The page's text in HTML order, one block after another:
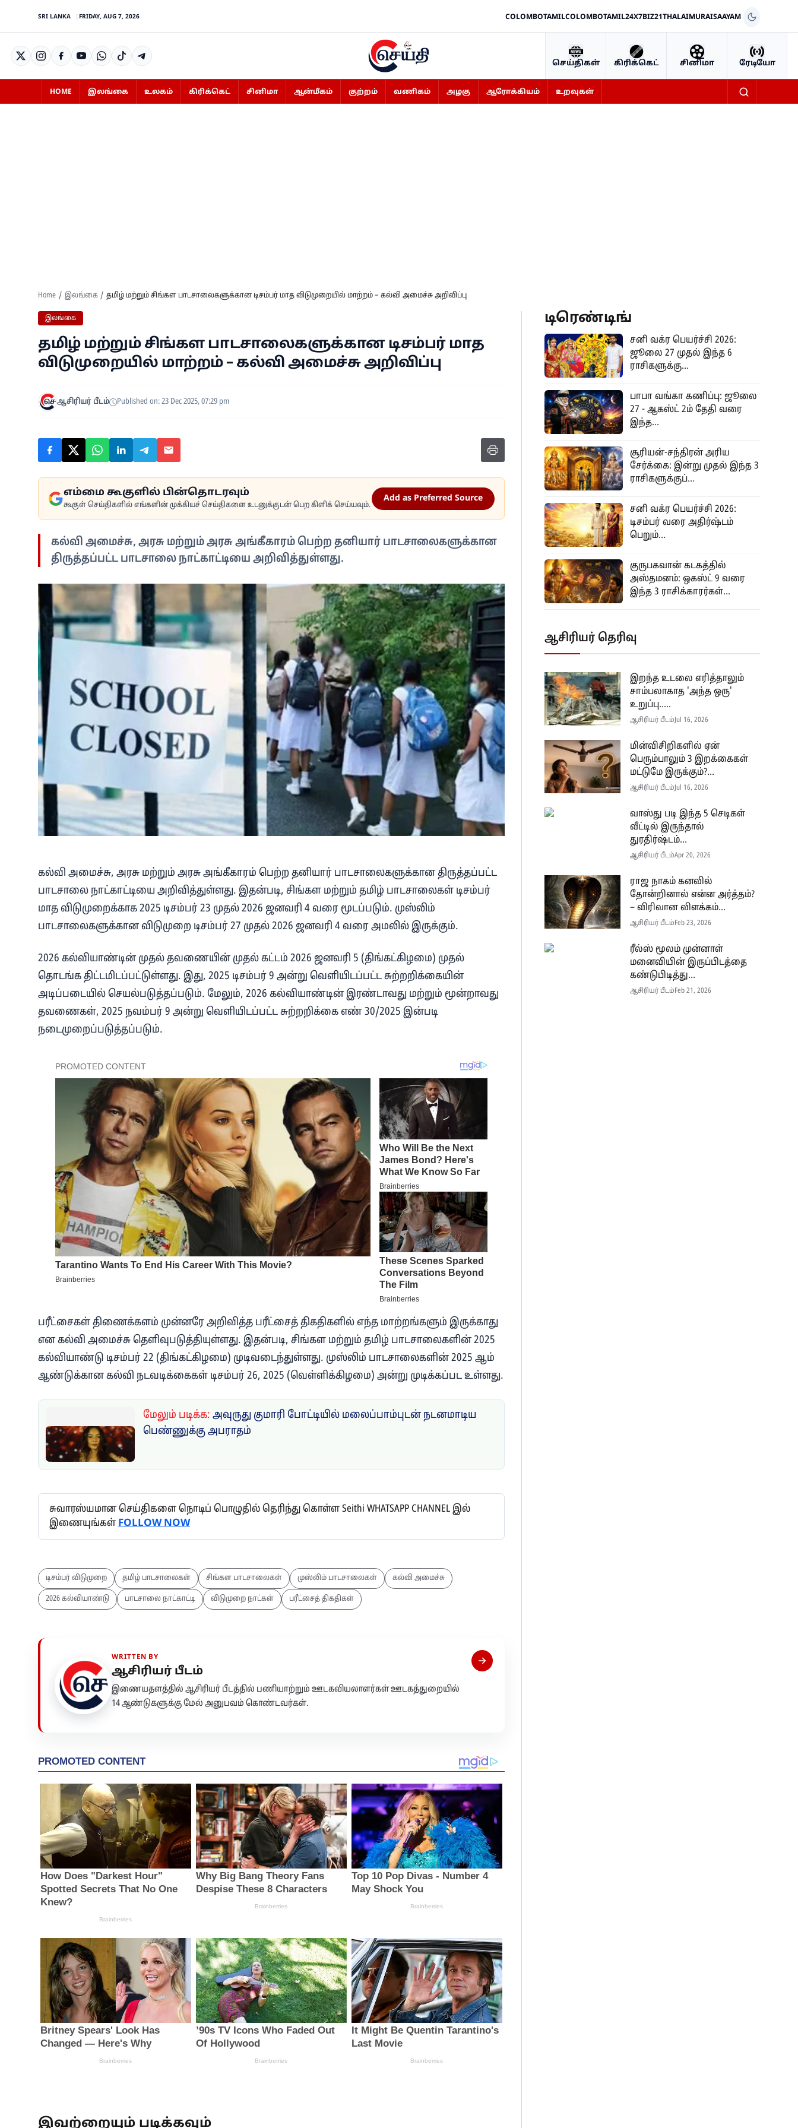
SRI LANKA FRIDAY, AUG 7, 2026 COLOMBOTAMILCOLOMBOTAMIL24X7BIZ21THALAIMURAISAAYAM
செய்திகள் கிரிக்கெட் சினிமா ரேடியோ
HOME இலங்கை உலகம் கிரிக்கெட் சினிமா ஆன்மீகம் குற்றம் வணிகம் அழகு ஆரோக்கியம் உறவுகள்
Home இலங்கை தமிழ் மற்றும் சிங்கள பாடசாலைகளுக்கான டிசம்பர் மாத விடுமுறையில் மாற்றம் – கல்வி அமைச்சு அறிவிப்பு
இலங்கை
தமிழ் மற்றும் சிங்கள பாடசாலைகளுக்கான டிசம்பர் மாத
விடுமுறையில் மாற்றம் – கல்வி அமைச்சு அறிவிப்பு
ஆசிரியர் பீடம் Published on: 23 Dec 2025, 07:29 pm
எம்மை கூகுளில் பின்தொடரவும்
கூகுள் செய்திகளில் எங்களின் முக்கியச் செய்திகளை உடனுக்குடன் பெற கிளிக் செய்யவும்.
Add as Preferred Source
கல்வி அமைச்சு, அரசு மற்றும் அரசு அங்கீகாரம் பெற்ற தனியார் பாடசாலைகளுக்கான
திருத்தப்பட்ட பாடசாலை நாட்காட்டியை அறிவித்துள்ளது.
கல்வி அமைச்சு, அரசு மற்றும் அரசு அங்கீகாரம் பெற்ற தனியார் பாடசாலைகளுக்கான திருத்தப்பட்ட
பாடசாலை நாட்காட்டியை அறிவித்துள்ளது. இதன்படி, சிங்கள மற்றும் தமிழ் பாடசாலைகள் டிசம்பர்
மாத விடுமுறைக்காக 2025 டிசம்பர் 23 முதல் 2026 ஜனவரி 4 வரை மூடப்படும். முஸ்லிம்
பாடசாலைகளுக்கான விடுமுறை டிசம்பர் 27 முதல் 2026 ஜனவரி 4 வரை அமலில் இருக்கும்.
2026 கல்வியாண்டின் முதல் தவணையின் முதல் கட்டம் 2026 ஜனவரி 5 (திங்கட்கிழமை) முதல்
தொடங்க திட்டமிடப்பட்டுள்ளது. இது, 2025 டிசம்பர் 9 அன்று வெளியிடப்பட்ட சுற்றறிக்கையின்
அடிப்படையில் செயல்படுத்தப்படும். மேலும், 2026 கல்வியாண்டின் இரண்டாவது மற்றும் மூன்றாவது
தவணைகள், 2025 நவம்பர் 9 அன்று வெளியிடப்பட்ட சுற்றறிக்கை எண் 30/2025 இன்படி
நடைமுறைப்படுத்தப்படும்.
பரீட்சைகள் திணைக்களம் முன்னரே அறிவித்த பரீட்சைத் திகதிகளில் எந்த மாற்றங்களும் இருக்காது
என கல்வி அமைச்சு தெளிவுபடுத்தியுள்ளது. இதன்படி, சிங்கள மற்றும் தமிழ் பாடசாலைகளின் 2025
கல்வியாண்டு டிசம்பர் 22 (திங்கட்கிழமை) முடிவடைந்துள்ளது. முஸ்லிம் பாடசாலைகளின் 2025 ஆம்
ஆண்டுக்கான கல்வி நடவடிக்கைகள் டிசம்பர் 26, 2025 (வெள்ளிக்கிழமை) அன்று முடிக்கப்பட உள்ளது.
மேலும் படிக்க: அவுருது குமாரி போட்டியில் மலைப்பாம்புடன் நடனமாடிய
பெண்ணுக்கு அபராதம்
சுவாரஸ்யமான செய்திகளை நொடிப் பொழுதில் தெரிந்து கொள்ள Seithi WHATSAPP CHANNEL இல்
இணையுங்கள்FOLLOW NOW
டிசம்பர் விடுமுறை தமிழ் பாடசாலைகள் சிங்கள பாடசாலைகள் முஸ்லிம் பாடசாலைகள் கல்வி அமைச்சு
2026 கல்வியாண்டு பாடசாலை நாட்காட்டி விடுமுறை நாட்கள் பரீட்சைத் திகதிகள்
WRITTEN BY
ஆசிரியர் பீடம்
இணையதளத்தில் ஆசிரியர் பீடத்தில் பணியாற்றும் ஊடகவியலாளர்கள் ஊடகத்துறையில்
14 ஆண்டுகளுக்கு மேல் அனுபவம் கொண்டவர்கள்.
இவற்றையும் படிக்கவும்
டிரெண்டிங்
சனி வக்ர பெயர்ச்சி 2026:
ஜூலை 27 முதல் இந்த 6
ராசிகளுக்கு...
பாபா வங்கா கணிப்பு: ஜூலை
27 - ஆகஸ்ட் 2ம் தேதி வரை
இந்த...
சூரியன்-சந்திரன் அரிய
சேர்க்கை: இன்று முதல் இந்த 3
ராசிகளுக்குப்...
சனி வக்ர பெயர்ச்சி 2026:
டிசம்பர் வரை அதிர்ஷ்டம்
பெறும்...
குருபகவான் கடகத்தில்
அஸ்தமனம்: ஒகஸ்ட் 9 வரை
இந்த 3 ராசிக்காரர்கள்...
ஆசிரியர் தெரிவு
இறந்த உடலை எரித்தாலும்
சாம்பலாகாத 'அந்த ஒரு'
உறுப்பு.....
ஆசிரியர் பீடம் Jul 16, 2026
மின்விசிறிகளில் ஏன்
பெரும்பாலும் 3 இறக்கைகள்
மட்டுமே இருக்கும்?...
ஆசிரியர் பீடம் Jul 16, 2026
வாஸ்து படி இந்த 5 செடிகள்
வீட்டில் இருந்தால்
துரதிர்ஷ்டம்...
ஆசிரியர் பீடம்Apr 20, 2026
ராஜ நாகம் கனவில்
தோன்றினால் என்ன அர்த்தம்?
– விரிவான விளக்கம்...
ஆசிரியர் பீடம்Feb 23, 2026
ரீல்ஸ் மூலம் முன்னாள்
மனைவியின் இருப்பிடத்தை
கண்டுபிடித்து...
ஆசிரியர் பீடம்Feb 21, 2026